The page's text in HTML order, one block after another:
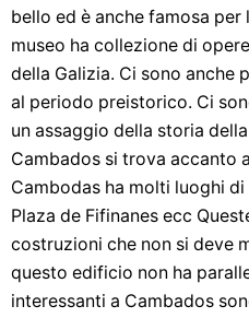
bello ed è anche famosa per
museo ha collezione di
della Galizia. Ci sono anche
al periodo preistorico. Ci
un assaggio della storia
Cambados si trova accanto
Cambodas ha molti luoghi
Plaza de Fifinanes ecc
costruzioni che non si deve
questo edificio non ha
interessanti a Cambados